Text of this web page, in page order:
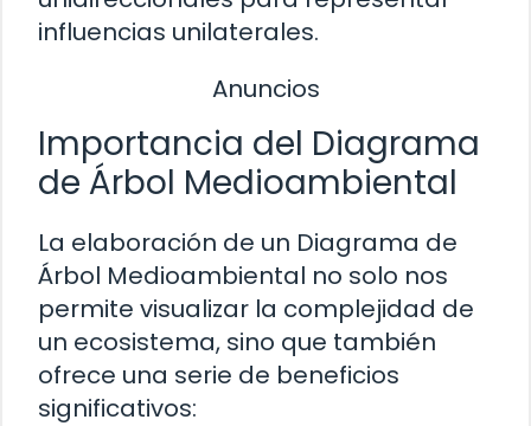
influencias unilaterales.
Anuncios
Importancia del Diagrama
de Árbol Medioambiental
La elaboración de un Diagrama de
Árbol Medioambiental no solo nos
permite visualizar la complejidad de
un ecosistema, sino que también
ofrece una serie de beneficios
significativos: